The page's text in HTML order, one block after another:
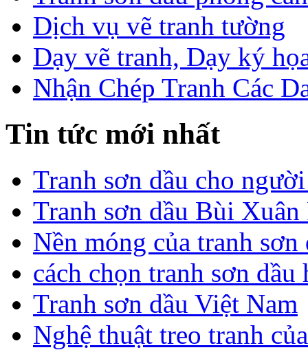
Dịch vụ vẽ tranh tường
Dạy vẽ tranh, Dạy ký
Nhận Chép Tranh Các
Tin tức mới nhất
Tranh sơn dầu cho
Tranh sơn dầu Bùi Xuân
Nền móng của tranh sơn
cách chọn tranh sơn
Tranh sơn dầu Việt Nam
Nghệ thuật treo tranh